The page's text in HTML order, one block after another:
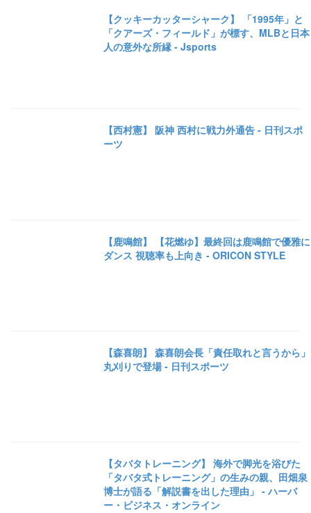
【クッキーカッターシャーク】 「1995年」と
「クアーズ・フィールド」が標す、MLBと日本
人の意外な所縁 - Jsports
【西村憲】 阪神 西村に戦力外通告 - 日刊スポ
ーツ
【鹿鳴館】 【花燃ゆ】最終回は鹿鳴館で優雅に
ダンス 視聴率も上向き - ORICON STYLE
【森喜朗】 森喜朗会長「責任取れと言うから」
丸刈りで登場 - 日刊スポーツ
【タバタトレーニング】 海外で脚光を浴びた
「タバタ式トレーニング」の生みの親、田畑泉
博士が語る「解説書を出した理由」 - ハーバ
ー・ビジネス・オンライン